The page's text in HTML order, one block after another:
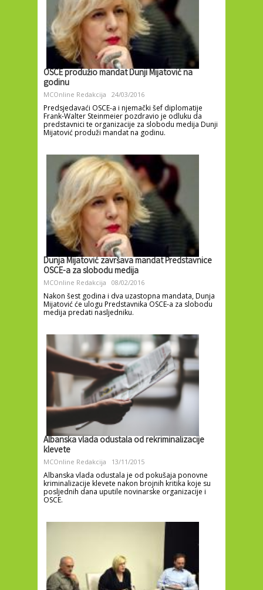
OSCE produžio mandat Dunji Mijatović na
godinu
MCOnline Redakcija 24/03/2016
Predsjedavaći OSCE-a i njemački šef diplomatije
Frank-Walter Steinmeier pozdravio je odluku da
predstavnici te organizacije za slobodu medija Dunji
Mijatović produži mandat na godinu.
Dunja Mijatović završava mandat Predstavnice
OSCE-a za slobodu medija
MCOnline Redakcija 08/02/2016
Nakon šest godina i dva uzastopna mandata, Dunja
Mijatović će ulogu Predstavnika OSCE-a za slobodu
medija predati nasljedniku.
Albanska vlada odustala od rekriminalizacije
klevete
MCOnline Redakcija 13/11/2015
Albanska vlada odustala je od pokušaja ponovne
kriminalizacije klevete nakon brojnih kritika koje su
posljednih dana uputile novinarske organizacije i
OSCE.